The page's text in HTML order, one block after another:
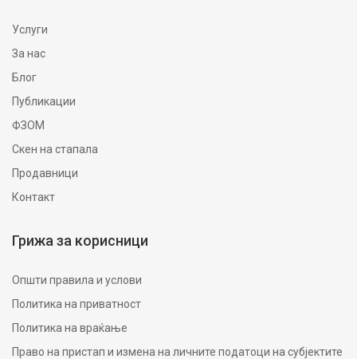
Услуги
За нас
Блог
Публикации
ФЗОМ
Скен на стапала
Продавници
Контакт
Грижа за корисници
Општи правила и услови
Политика на приватност
Политика на враќање
Право на пристап и измена на личните податоци на субјектите